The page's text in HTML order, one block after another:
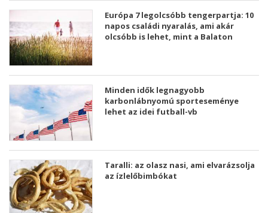
Európa 7 legolcsóbb tengerpartja: 10
napos családi nyaralás, ami akár
olcsóbb is lehet, mint a Balaton
Minden idők legnagyobb
karbonlábnyomú sporteseménye
lehet az idei futball-vb
Taralli: az olasz nasi, ami elvarázsolja
az ízlelőbimbókat